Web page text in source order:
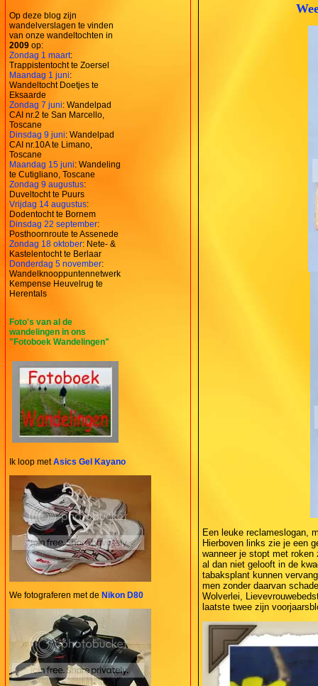
Op deze blog zijn
wandelverslagen te vinden
van onze wandeltochten in
2009 op:
Zondag 1 maart:
Trappistentocht te Zoersel
Maandag 1 juni:
Wandeltocht Doetjes te
Eksaarde
Zondag 7 juni: Wandelpad
CAI nr.2 te San Marcello,
Toscane
Dinsdag 9 juni: Wandelpad
CAI nr.10A te Limano,
Toscane
Maandag 15 juni: Wandeling
te Cutigliano, Toscane
Zondag 9 augustus:
Duveltocht te Puurs
Vrijdag 14 augustus:
Dodentocht te Bornem
Dinsdag 22 september:
Posthoornroute te Assenede
Zondag 18 oktober: Nete- &
Kastelentocht te Berlaar
Donderdag 5 november:
Wandelknooppuntennetwerk
Kempense Heuvelrug te
Herentals
Foto's van al de
wandelingen in ons
"Fotoboek Wandelingen"
Ik loop metAsics Gel Kayano
We fotograferen met de Nikon D80
Een leuke reclameslogan,
Hierboven links zie je een
wanneer je stopt met
al dan niet gelooft in de
tabaksplant kunnen
men zonder daarvan
Wolverlei,
laatste twee zijn